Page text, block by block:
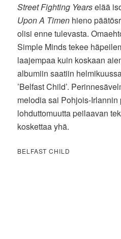
Street Fighting Yearselää
Upon A Timen hieno
olisi enne tulevasta.
Simple Minds tekee
laajempaa kuin koskaan
albumiin saatiin
’Belfast Child’.
melodia sai Pohjois-Irlannin
lohduttomuutta peilaavan
koskettaa yhä.
BELFAST CHILD